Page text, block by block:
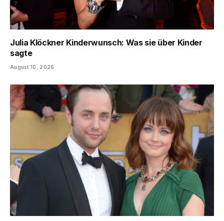
Julia Klöckner Kinderwunsch: Was sie über Kinder
sagte
August 10, 2026